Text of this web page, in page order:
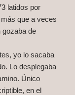
latidos por
que a veces
gozaba de
yo lo sacaba
Lo desplegaba
Único
en el